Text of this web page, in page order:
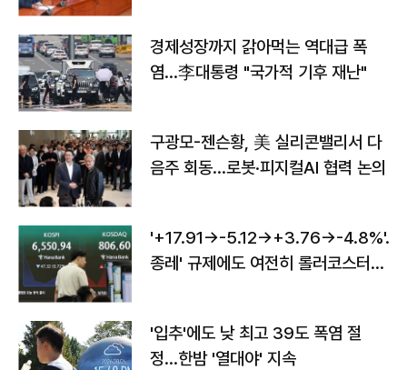
경제성장까지 갉아먹는 역대급 폭
염…李대통령 "국가적 기후 재난"
구광모-젠슨황, 美 실리콘밸리서 다
음주 회동…로봇·피지컬AI 협력 논의
'+17.91→-5.12→+3.76→-4.8%'…'
종레' 규제에도 여전히 롤러코스터
'입추'에도 낮 최고 39도 폭염 절
정…한밤 '열대야' 지속